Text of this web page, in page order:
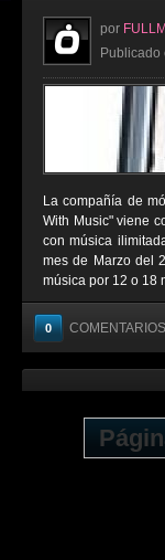
por
Publicado
La compañía de
With Music" viene
con música
mes de Marzo del
música por 12 o 18
0 COMENTARIOS